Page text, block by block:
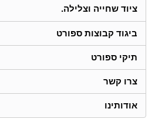
ציוד שחייה וצלילה.
ביגוד קבוצות ספורט
תיקי ספורט
צרו קשר
אודותינו